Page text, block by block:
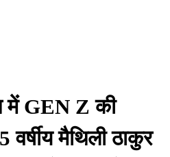
में GEN Z की
वर्षीय मैथिली ठाकुर